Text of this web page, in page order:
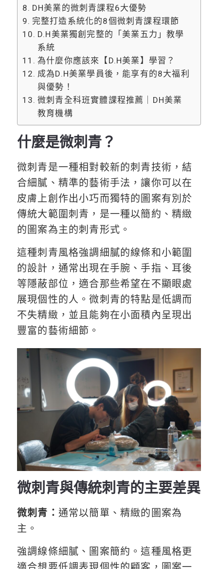
DH美業的微刺青課程6大優勢
完整打造系統化的8個微刺青課程環節
D.H美業獨創完整的「美業五力」教學
系統
為什麼你應該來【D.H美業】學習？
成為D.H美業學員後，能享有的8大福利
與優勢！
微刺青全科班實體課程推薦｜DH美業
教育機構
什麼是微刺青？
微刺青是一種相對較新的刺青技術，結
合細膩、精準的藝術手法，讓你可以在
皮膚上創作出小巧而獨特的圖案有別於
傳統大範圍刺青，是一種以簡約、精緻
的圖案為主的刺青形式。
這種刺青風格強調細膩的線條和小範圍
的設計，通常出現在手腕、手指、耳後
等隱蔽部位，適合那些希望在不顯眼處
展現個性的人。微刺青的特點是低調而
不失精緻，並且能夠在小面積內呈現出
豐富的藝術細節。
微刺青與傳統刺青的主要差異
微刺青： 通常以簡單、精緻的圖案為
主。
強調線條細膩、圖案簡約。這種風格更